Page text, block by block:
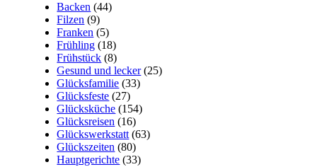
Backen (44)
Filzen (9)
Franken (5)
Frühling (18)
Frühstück (8)
Gesund und lecker(25)
Glücksfamilie (33)
Glücksfeste (27)
Glücksküche (154)
Glücksreisen (16)
Glückswerkstatt (63)
Glückszeiten (80)
Hauptgerichte (33)